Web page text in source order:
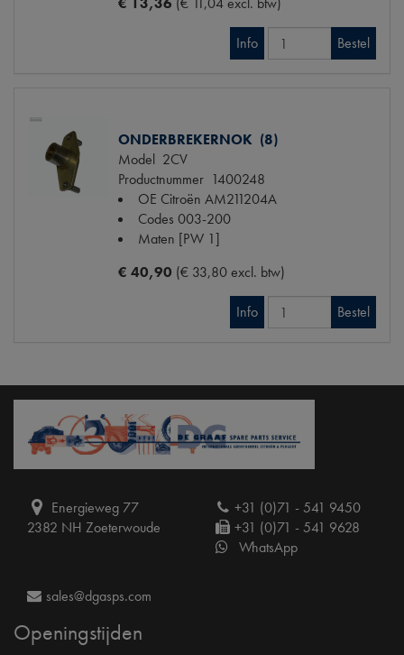
Info Bestel
ONDERBREKERNOK (8)
Model 2CV
Productnummer 1400248
OE Citroën AM211204A
Codes 003-200
Maten [PW 1]
€ 40,90 (€ 33,80 excl. btw)
Info Bestel
Energieweg 77
2382 NH Zoeterwoude
+31 (0)71 - 541 9450
+31 (0)71 - 541 9628
WhatsApp
sales@dgasps.com
Openingstijden